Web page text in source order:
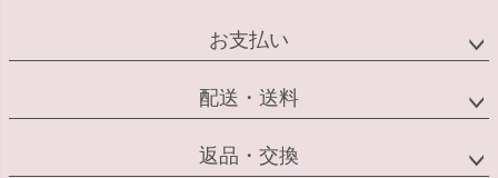
お支払い
配送・送料
返品・交換